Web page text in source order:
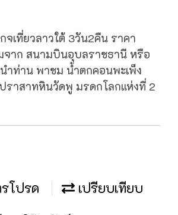
จเที่ยวลาวใต้ 3วัน2คืน ราคา
จาก สนามบินอุบลราชธานี หรือ
ำท่าน พาชม น้ำตกคอนพะเพ็ง
ราสาทหินวัดพู มรดกโลกแห่งที่ 2
โปรด เปรียบเทียบ